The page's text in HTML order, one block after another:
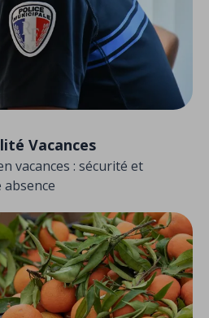
Vacances
vacances : sécurité et